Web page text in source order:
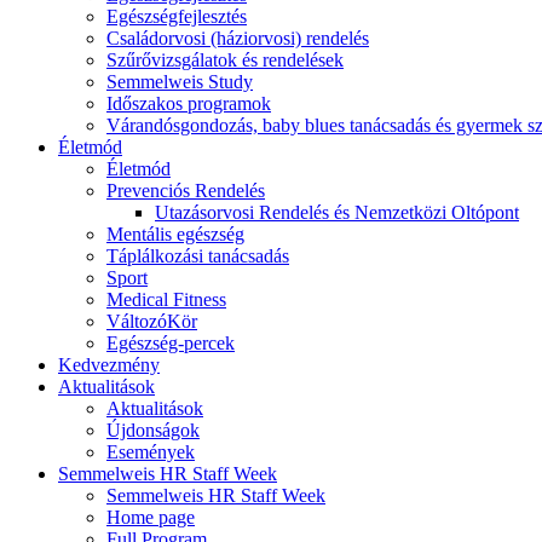
Egészségfejlesztés
Családorvosi (háziorvosi) rendelés
Szűrővizsgálatok és rendelések
Semmelweis Study
Időszakos programok
Várandósgondozás, baby blues tanácsadás és gyermek
Életmód
Életmód
Prevenciós Rendelés
Utazásorvosi Rendelés és Nemzetközi Oltópont
Mentális egészség
Táplálkozási tanácsadás
Sport
Medical Fitness
VáltozóKör
Egészség-percek
Kedvezmény
Aktualitások
Aktualitások
Újdonságok
Események
Semmelweis HR Staff Week
Semmelweis HR Staff Week
Home page